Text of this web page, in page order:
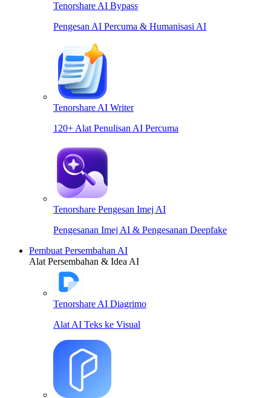
Tenorshare AI Bypass
Pengesan AI Percuma & Humanisasi AI
Tenorshare AI Writer
120+ Alat Penulisan AI Percuma
Tenorshare Pengesan Imej AI
Pengesanan Imej AI & Pengesanan Deepfake
Pembuat Persembahan AI
Alat Persembahan & Idea AI
Tenorshare AI Diagrimo
Alat AI Teks ke Visual